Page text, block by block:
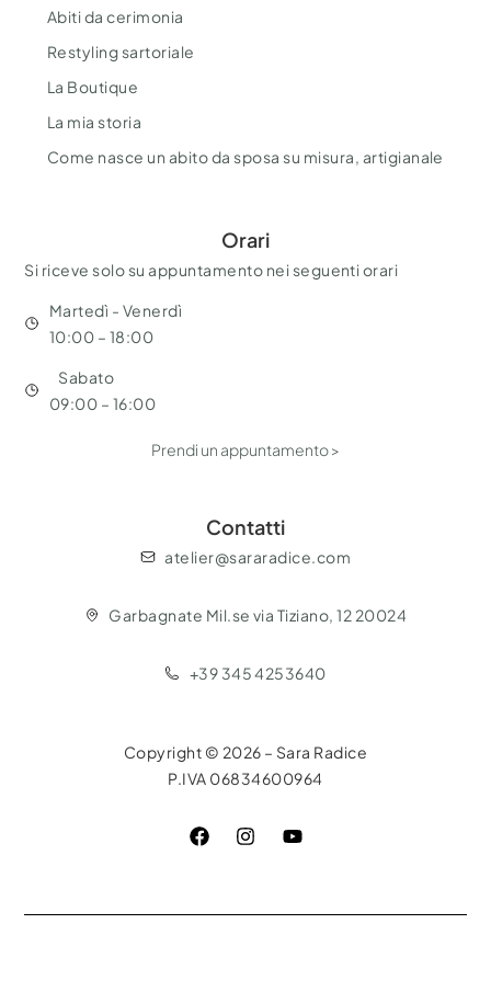
Abiti da cerimonia
Restyling sartoriale
La Boutique
La mia storia
Come nasce un abito da sposa su misura, artigianale
Orari
Si riceve solo su appuntamento nei seguenti orari
Martedì - Venerdì
10:00 – 18:00
Sabato
09:00 – 16:00
Prendi un appuntamento >
Contatti
atelier@sararadice.com
Garbagnate Mil.se via Tiziano, 12 20024
+39 345 4253640
Copyright © 2026 – Sara Radice
P.IVA 06834600964